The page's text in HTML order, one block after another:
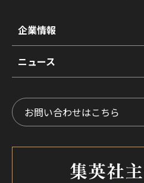
企業情報
ニュース
お問い合わせはこちら